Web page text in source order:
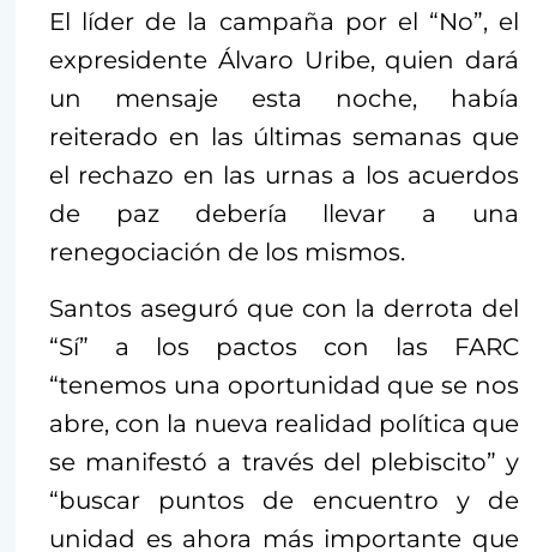
El líder de la campaña por el “No”, el
expresidente Álvaro Uribe, quien dará
un mensaje esta noche, había
reiterado en las últimas semanas que
el rechazo en las urnas a los acuerdos
de paz debería llevar a una
renegociación de los mismos.
Santos aseguró que con la derrota del
“Sí” a los pactos con las FARC
“tenemos una oportunidad que se nos
abre, con la nueva realidad política que
se manifestó a través del plebiscito” y
“buscar puntos de encuentro y de
unidad es ahora más importante que